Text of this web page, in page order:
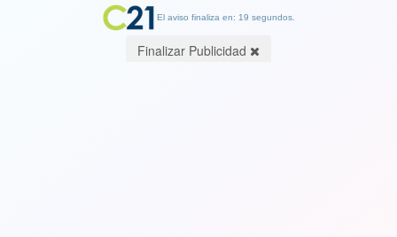
El aviso finaliza en: 18 segundos.
Finalizar Publicidad